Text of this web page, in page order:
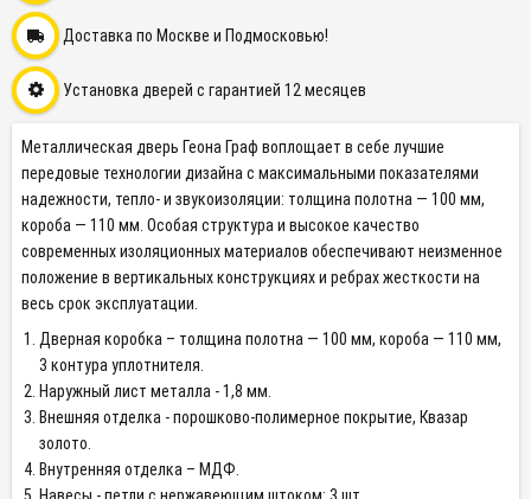
Доставка по Москве и Подмосковью!
Установка дверей с гарантией 12 месяцев
Металлическая дверь Геона Граф воплощает в себе лучшие
передовые технологии дизайна с максимальными показателями
надежности, тепло- и звукоизоляции: толщина полотна — 100 мм,
короба — 110 мм. Особая структура и высокое качество
современных изоляционных материалов обеспечивают неизменное
положение в вертикальных конструкциях и ребрах жесткости на
весь срок эксплуатации.
Дверная коробка – толщина полотна — 100 мм, короба — 110 мм,
3 контура уплотнителя.
Наружный лист металла - 1,8 мм.
Внешняя отделка - порошково-полимерное покрытие, Квазар
золото.
Внутренняя отделка – МДФ.